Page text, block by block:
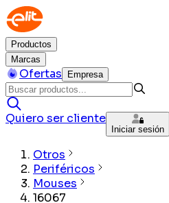
Productos
Marcas
Ofertas Empresa
Quiero ser cliente
Iniciar sesión
Otros
Periféricos
Mouses
16067